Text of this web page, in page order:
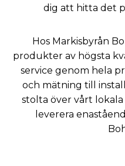
dig att hitta det
Hos Markisbyrån
produkter av högsta
service genom hela
och mätning till
stolta över vårt
leverera